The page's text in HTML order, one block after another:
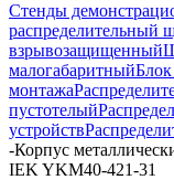
Стенды
распределительный
взрывозащищенный
малогабаритный
монтажа
пустотелый
устройств
-Корпус
IEK YKM40-421-31